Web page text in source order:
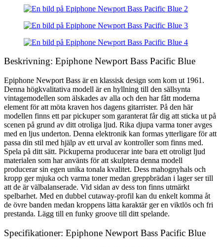
Beskrivning: Epiphone Newport Bass Pacific Blue
Epiphone Newport Bass är en klassisk design som kom ut 1961.
Denna högkvalitativa modell är en hyllning till den sällsynta
vintagemodellen som älskades av alla och den har fått moderna
element för att möta kraven hos dagens gitarrister. På den här
modellen finns ett par pickuper som garanterat får dig att sticka ut på
scenen på grund av ditt otroliga ljud. Rika djupa varma toner avges
med en ljus underton. Denna elektronik kan formas ytterligare för att
passa din stil med hjälp av ett urval av kontroller som finns med.
Spela på ditt sätt. Pickuperna producerar inte bara ett otroligt ljud
materialen som har använts för att skulptera denna modell
producerar sin egen unika tonala kvalitet. Dess mahognyhals och
kropp ger mjuka och varma toner medan greppbrädan i lager ser till
att de är välbalanserade. Vid sidan av dess ton finns utmärkt
spelbarhet. Med en dubbel cutaway-profil kan du enkelt komma åt
de övre banden medan kroppens lätta karaktär ger en viktlös och fri
prestanda. Lägg till en funky groove till ditt spelande.
Specifikationer: Epiphone Newport Bass Pacific Blue